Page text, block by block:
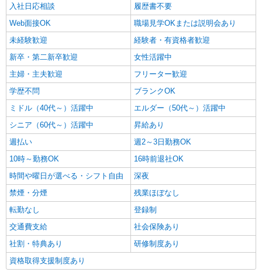
当 ・（東京都）居住支援特別手当 ・働きがい向上
手当 ・特別夜勤手当 ・日祝手当（月平均2回分）
・夜勤手当（月平均5回分） ※居住支援特別手当
は勤続5年目までの方はさらに1万円支給（再入社
業時は別途時間外手当支給（超過1分〜）
東京都板橋区赤塚新町2-7-16
キープ 詳細を見る
正社員
そんぽの家 板橋徳丸/1007aa1
介護スタッフ
【実務者研修】 月給：269,500円 年収例：364
万円〜 【初任者研修・無資格】 月給：259,800円
年収例：351万円〜 ※職務手当、（東京都）居住
支援特別手当、日祝手当（月平均2回分）、夜勤手
当（月平均5回分）等、毎月平均的に支払われる手
当を含みます。 ※居住支援特別手当は勤続5年目
までの方はさらに1万円支給（再入社は除く） ◎
賞与：基本給2.08ヶ月分/年支給 ◎残業時は別途時
間外手当支給（超過1分〜）
東京都板橋区徳丸6丁目1-11
キープ 詳細を見る
正社員
そんぽの家S ときわ台南/2045ba1
介護スタッフ
【実務者研修】 月給：255,000円 年収例：350
335万円〜 ※職務手当、（東京都）居住支援特別
手当、働きがい向上手当、日祝手当（月平均2回
分）、夜勤手当（月平均5回分）等、毎月平均的に
支払われる手当を含みます。 ※居住支援特別手当
東京都板橋区東新町1丁目29-6
キープ
入社日応相談
履歴書不要
Web面接OK
職場見学OKまたは説明会あり
未経験歓迎
経験者・有資格者歓迎
新卒・第二新卒歓迎
女性活躍中
主婦・主夫歓迎
フリーター歓迎
学歴不問
ブランクOK
ミドル（40代～）活躍中
エルダー（50代～）活躍中
シニア（60代～）活躍中
昇給あり
週払い
週2～3日勤務OK
10時～勤務OK
16時前退社OK
時間や曜日が選べる・シフト自由
深夜
禁煙・分煙
残業ほぼなし
転勤なし
登録制
交通費支給
社会保険あり
社割・特典あり
研修制度あり
資格取得支援制度あり